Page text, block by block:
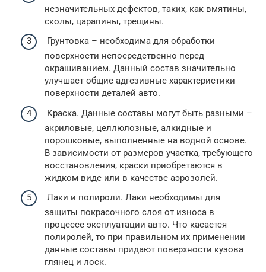
незначительных дефектов, таких, как вмятины,
сколы, царапины, трещины.
Грунтовка – необходима для обработки
поверхности непосредственно перед
окрашиванием. Данный состав значительно
улучшает общие адгезивные характеристики
поверхности деталей авто.
Краска. Данные составы могут быть разными –
акриловые, целлюлозные, алкидные и
порошковые, выполненные на водной основе.
В зависимости от размеров участка, требующего
восстановления, краски приобретаются в
жидком виде или в качестве аэрозолей.
Лаки и полироли. Лаки необходимы для
защиты покрасочного слоя от износа в
процессе эксплуатации авто. Что касается
полиролей, то при правильном их применении
данные составы придают поверхности кузова
глянец и лоск.